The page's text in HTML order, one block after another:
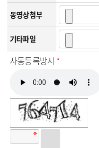
동영상첨부
기타파일
자동등록방지 *